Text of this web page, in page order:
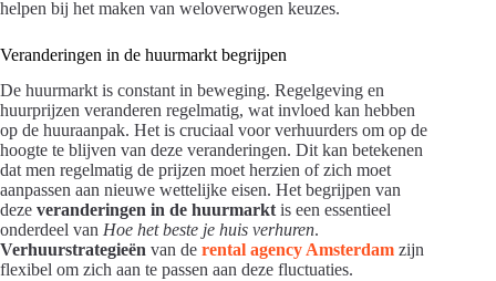
helpen bij het maken van weloverwogen keuzes.
Veranderingen in de huurmarkt begrijpen
De huurmarkt is constant in beweging. Regelgeving en
huurprijzen veranderen regelmatig, wat invloed kan hebben
op de huuraanpak. Het is cruciaal voor verhuurders om op de
hoogte te blijven van deze veranderingen. Dit kan betekenen
dat men regelmatig de prijzen moet herzien of zich moet
aanpassen aan nieuwe wettelijke eisen. Het begrijpen van
deze veranderingen in de huurmarkt is een essentieel
onderdeel van Hoe het beste je huis verhuren.
Verhuurstrategieën van de rental agency Amsterdam zijn
flexibel om zich aan te passen aan deze fluctuaties.